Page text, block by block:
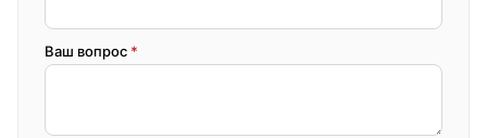
Ваш вопрос *